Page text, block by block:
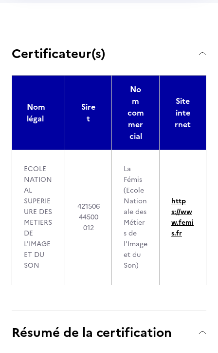
Certificateur(s)
Nom
légal
Sire
t
No
m
com
mer
cial
Site
inte
rnet
ECOLE
NATION
AL
SUPERIE
URE DES
METIERS
DE
L'IMAGE
ET DU
SON
421506
44500
012
La
Fémis
(Ecole
Nation
ale des
Métier
s de
l'Image
et du
Son)
http
s://ww
w.femi
s.fr
Résumé de la certification